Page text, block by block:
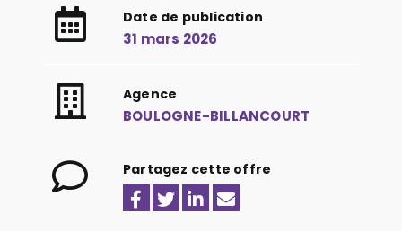
Date de publication
31 mars 2026
Agence
BOULOGNE-BILLANCOURT
Partagez cette offre